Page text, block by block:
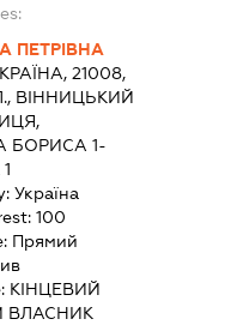
ПЕТРІВНА
21008,
ВІННИЦЬКИЙ
БОРИСА 1-
Україна
100
Прямий
КІНЦЕВИЙ
ВЛАСНИК